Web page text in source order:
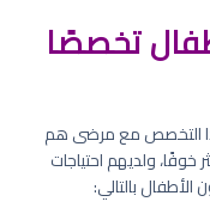
تخصصًا
التخصص مع مرضى هم
خوفًا، ولديهم احتياجات
بالتالي: